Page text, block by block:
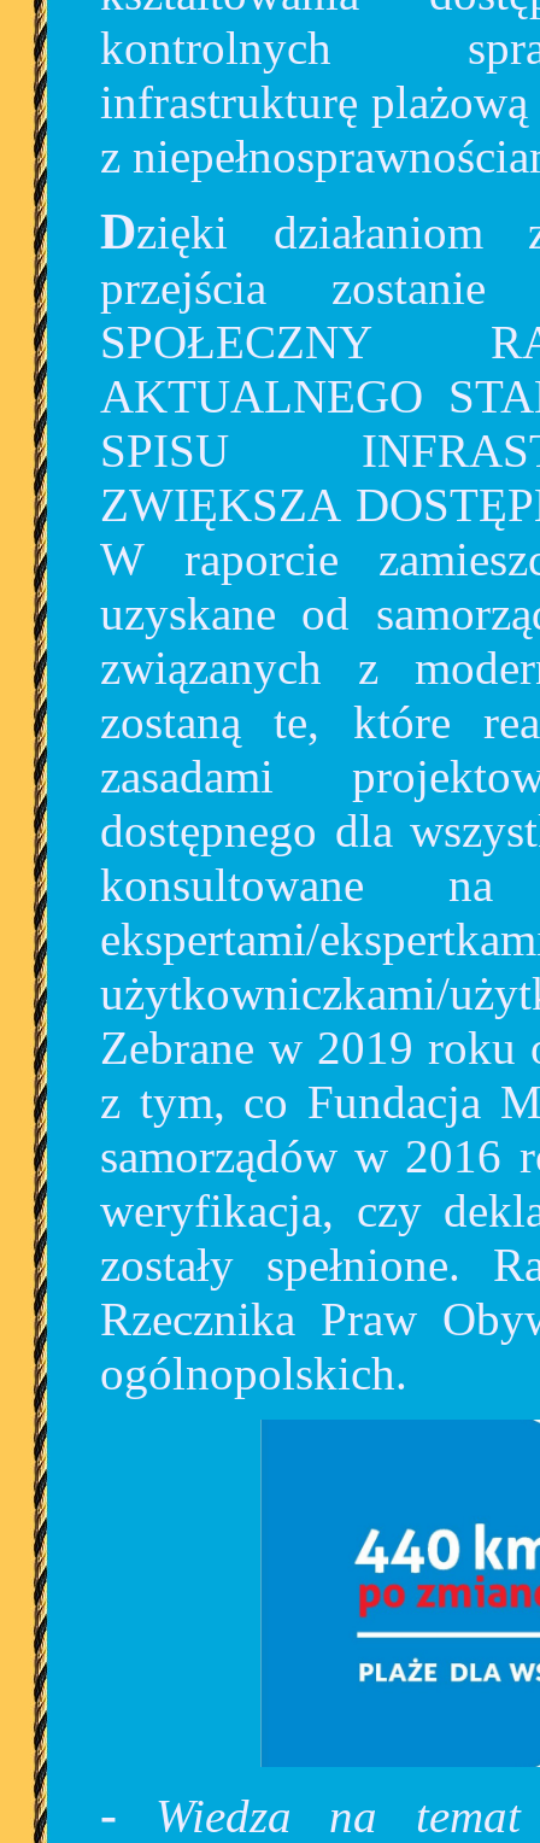
kontrolnych
infrastrukturę
z
Dzięki działaniom zespołów po zakończeniu
przejścia zostanie
SPOŁECZNY
AKTUALNEGO
SPISU
ZWIĘKSZA
W raporcie
uzyskane od
związanych z
zostaną te, które
zasadami
dostępnego dla
konsultowane
ekspertami/
użytkowniczkami/
Zebrane w 2019 roku
z tym, co Fundacja
samorządów w 2016
weryfikacja, czy
zostały spełnione.
Rzecznika Praw
ogólnopolskich.
Wiedza na